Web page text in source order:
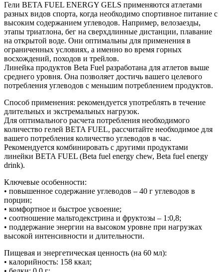
Гели BETA FUEL ENERGY GELS применяются атлетами
разных видов спорта, когда необходимо спортивное питание с
высоким содержанием углеводов. Например, велозаезды,
этапы триатлона, бег на сверхдлинные дистанции, плавание
на открытой воде. Они оптимальны для применения в
ограниченных условиях, а именно во время горных
восхождений, походов и трейлов.
Линейка продуктов Beta Fuel разработана для атлетов выше
среднего уровня. Она позволяет достичь вашего целевого
потребления углеводов с меньшим потреблением продуктов.
Способ применения: рекомендуется употреблять в течение
длительных и экстремальных нагрузок.
Для оптимального расчета потребления необходимого
количество гелей BETA FUEL, рассчитайте необходимое для
вашего потребления количество углеводов в час.
Рекомендуется комбинировать с другими продуктами
линейки BETA FUEL (Beta fuel energy chew, Beta fuel energy
drink).
Ключевые особенности:
• повышенное содержание углеводов – 40 г углеводов в
порции;
• комфортное и быстрое усвоение;
• соотношение мальтодекстрина и фруктозы – 1:0,8;
• поддержание энергии на высоком уровне при нагрузках
высокой интенсивности и длительности.
Пищевая и энергетическая ценность (на 60 мл):
• калорийность: 158 ккал;